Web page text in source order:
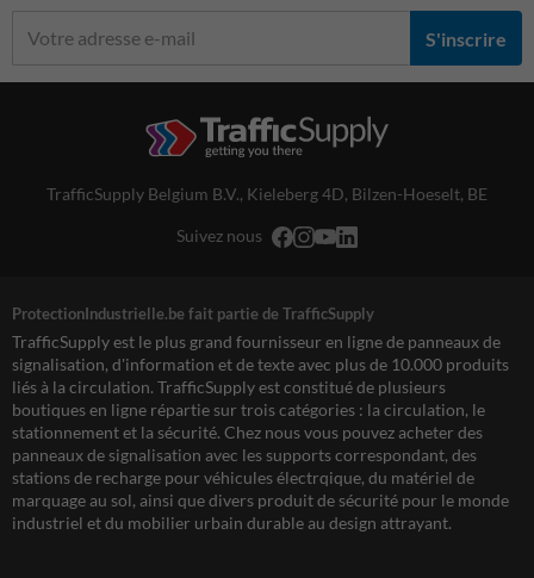
S'inscrire
TrafficSupply Belgium B.V., Kieleberg 4D, Bilzen-Hoeselt, BE
Suivez nous
ProtectionIndustrielle.be fait partie de TrafficSupply
TrafficSupply est le plus grand fournisseur en ligne de panneaux de
signalisation, d'information et de texte avec plus de 10.000 produits
liés à la circulation. TrafficSupply est constitué de plusieurs
boutiques en ligne répartie sur trois catégories : la circulation, le
stationnement et la sécurité. Chez nous vous pouvez acheter des
panneaux de signalisation avec les supports correspondant, des
stations de recharge pour véhicules électrqique, du matériel de
marquage au sol, ainsi que divers produit de sécurité pour le monde
industriel et du mobilier urbain durable au design attrayant.